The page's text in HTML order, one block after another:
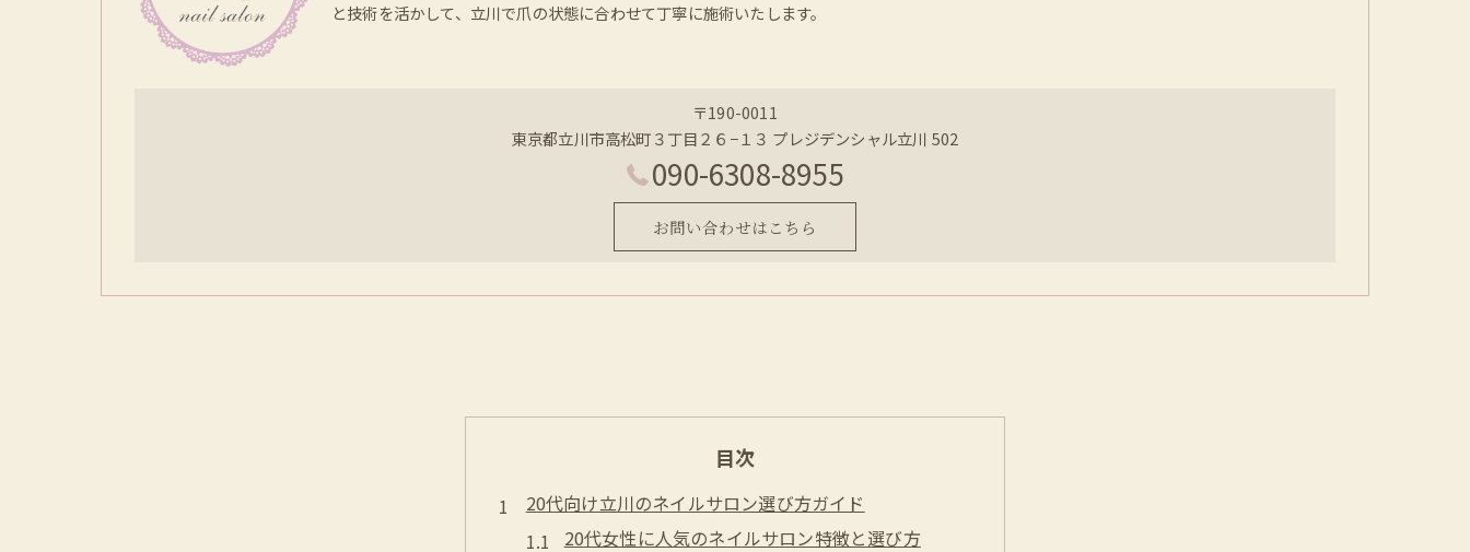
と技術を活かして、立川で爪の状態に合わせて丁寧に施術いたします。
〒190-0011
東京都立川市高松町３丁目２６−１３ プレジデンシャル立川 502
090-6308-8955
お問い合わせはこちら
目次
20代向け立川のネイルサロン選び方ガイド
20代女性に人気のネイルサロン特徴と選び方